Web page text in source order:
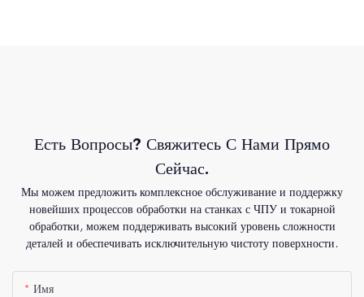
Есть Вопросы? Свяжитесь С Нами Прямо
Сейчас.
Мы можем предложить комплексное обслуживание и поддержку
новейших процессов обработки на станках с ЧПУ и токарной
обработки, можем поддерживать высокий уровень сложности
деталей и обеспечивать исключительную чистоту поверхности.
Имя